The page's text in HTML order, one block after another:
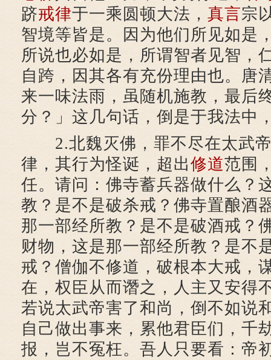
跻戒律于一乘圆顿大法， 真言宗
智境等皆是。因为他们所见如是
所说也必如是，所谓智者见智，
自跨，因其各有充份理由也。唐
来一味法雨，虽随机施教，最后
分？」这几句话，倒是于我法中
2.北魏灭佛，罪不尽在太武帝
律，其行为怪诞，超出修道范围
任。请问：佛寺蓄兵器做什么？
教？是不是破杀戒？佛寺置酿酒
那一部经所教？是不是破酒戒？
财物，这是那一部经所教？是不
戒？僧伽不修道，破根本大戒，
在，权臣从而谮之，人主又安得
若说太武帝害了和尚，倒不如说
自己做出事来，累他君臣们，千
报，岂不冤枉。吾人只要看：帝